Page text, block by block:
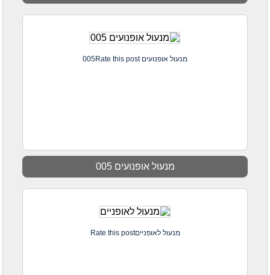
מנעול אופנועים 005Rate this post
מנעול אופנועים 005
מנעול לאופנייםRate this post